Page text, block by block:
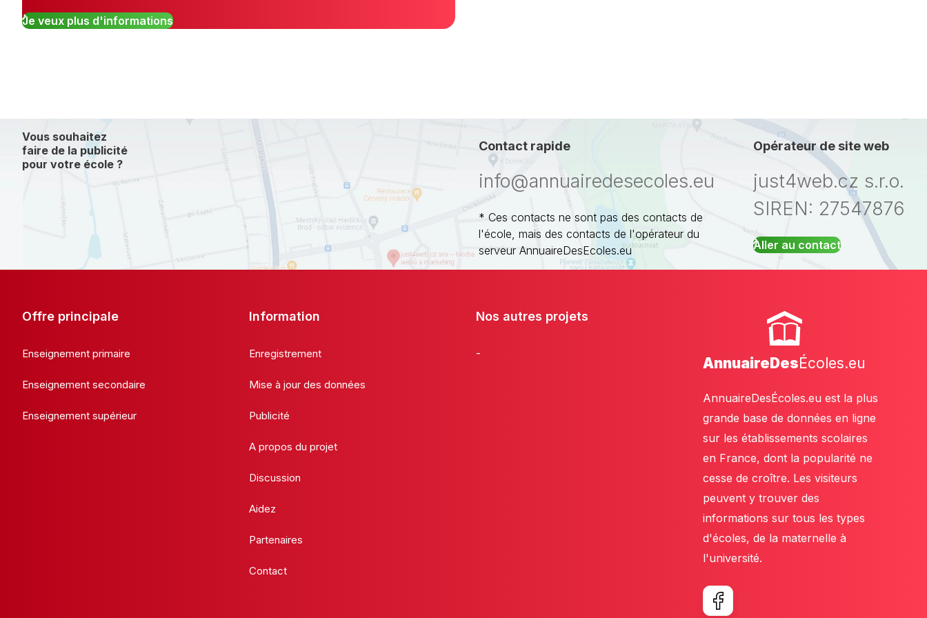
Je veux plus d'informations
Vous souhaitez
faire de la publicité
pour votre école ?
Contact rapide
info@annuairedesecoles.eu
* Ces contacts ne sont pas des contacts de
l'école, mais des contacts de l'opérateur du
serveur AnnuaireDesEcoles.eu
Opérateur de site web
just4web.cz s.r.o.
SIREN: 27547876
Aller au contact
Offre principale
Enseignement primaire
Enseignement secondaire
Enseignement supérieur
Information
Enregistrement
Mise à jour des données
Publicité
A propos du projet
Discussion
Aidez
Partenaires
Contact
Nos autres projets
-
AnnuaireDesÉcoles.eu
AnnuaireDesÉcoles.eu est la plus
grande base de données en ligne
sur les établissements scolaires
en France, dont la popularité ne
cesse de croître. Les visiteurs
peuvent y trouver des
informations sur tous les types
d'écoles, de la maternelle à
l'université.